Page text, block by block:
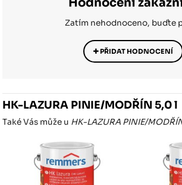
Zatím nehodnoceno, buďte
PŘIDAT HODNOCENÍ
HK-LAZURA PINIE/MODŘÍN 5,0 l
Také Vás může u HK-LAZURA PINIE/